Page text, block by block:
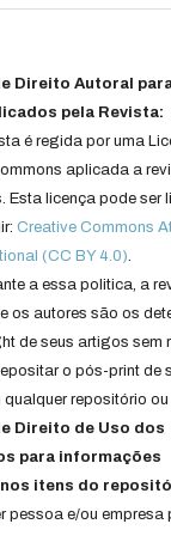
Direito Autoral
pela Revista:
é regida por uma
aplicada a
Esta licença pode ser
Creative Commons
(CC BY 4.0).
a essa politica, a
os autores são os
de seus artigos sem
o pós-print de
repositório ou
Direito de Uso dos
para informações
itens do
pessoa e/ou empresa